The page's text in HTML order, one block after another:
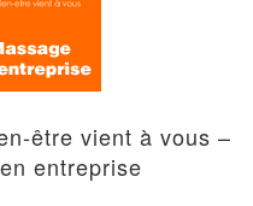
être vient à vous –
entreprise